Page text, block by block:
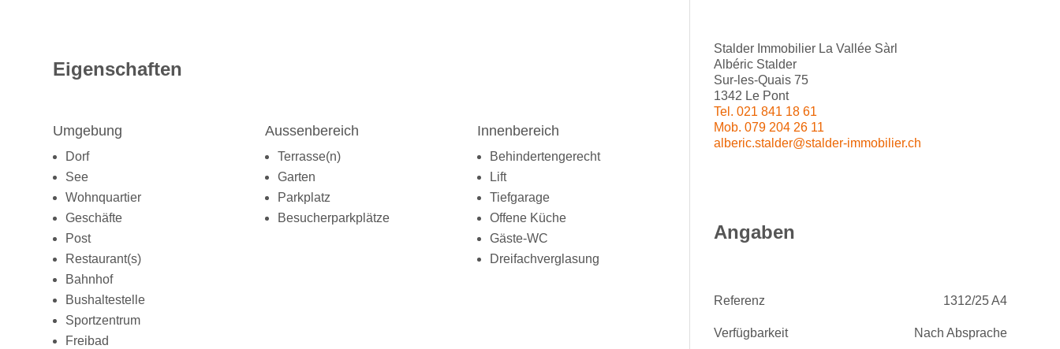
Eigenschaften
Umgebung
Dorf
See
Wohnquartier
Geschäfte
Post
Restaurant(s)
Bahnhof
Bushaltestelle
Sportzentrum
Freibad
Aussenbereich
Terrasse(n)
Garten
Parkplatz
Besucherparkplätze
Innenbereich
Behindertengerecht
Lift
Tiefgarage
Offene Küche
Gäste-WC
Dreifachverglasung
Stalder Immobilier La Vallée Sàrl
Albéric Stalder
Sur-les-Quais 75
1342 Le Pont
Tel. 021 841 18 61
Mob. 079 204 26 11
alberic.stalder@stalder-immobilier.ch
Angaben
Referenz 1312/25 A4
Verfügbarkeit Nach Absprache